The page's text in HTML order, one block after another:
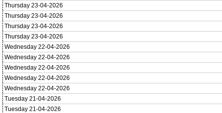
Thursday 23-04-2026
Thursday 23-04-2026
Thursday 23-04-2026
Thursday 23-04-2026
Wednesday 22-04-2026
Wednesday 22-04-2026
Wednesday 22-04-2026
Wednesday 22-04-2026
Wednesday 22-04-2026
Tuesday 21-04-2026
Tuesday 21-04-2026